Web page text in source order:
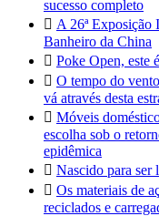
sucesso completo
 A 26ª Exposição
Banheiro da China
 Poke Open, este
 O tempo do
vá através desta
 Móveis
escolha sob o
epidêmica
 Nascido para ser
 Os materiais de
reciclados e